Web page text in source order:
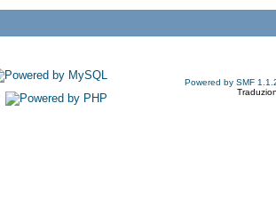
Powered by SMF